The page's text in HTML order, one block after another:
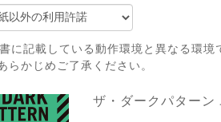
に記載している動作環境と異なる環境
らかじめご了承ください。
ザ・ダークパターン